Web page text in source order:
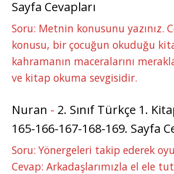
Sayfa Cevapları
Soru: Metnin konusunu yazınız.
konusu, bir çocuğun okuduğu
kahramanın maceralarını
ve kitap okuma sevgisidir.
Nuran - 2. Sınıf Türkçe 1.
165-166-167-168-169. Sayfa
Soru: Yönergeleri takip ederek
Cevap: Arkadaşlarımızla el ele